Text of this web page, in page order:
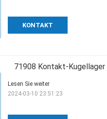
KONTAKT
71908 Kontakt-Kugellager
Lesen Sie weiter
2024-03-10 23:51:23